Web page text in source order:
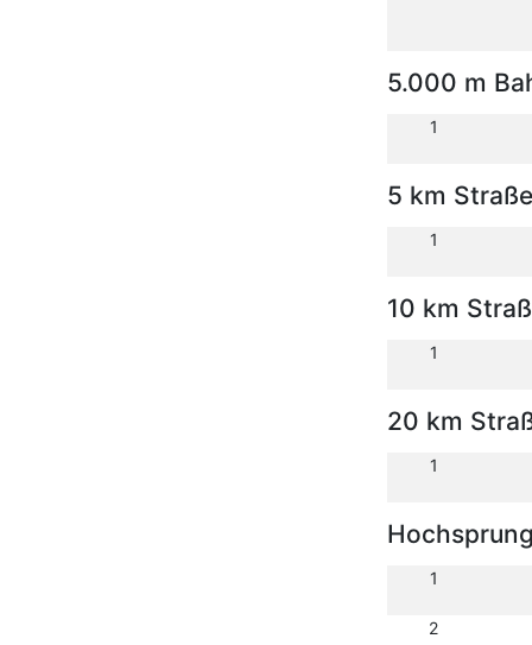
5.000 m
1
5 km
1
10 km
1
20 km
1
1
2